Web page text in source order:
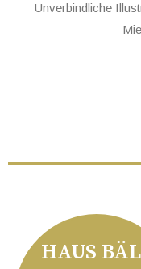
Unverbindliche
HAUS